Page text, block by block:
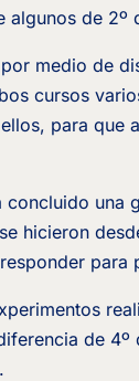
algunos de 2º
medio de
cursos
para que
concluido
hicieron
para
de 4º